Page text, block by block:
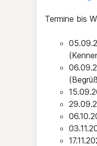
Termine bis